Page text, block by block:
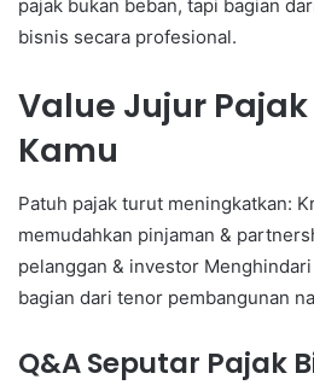
pajak bukan beban, tapi bagian
bisnis secara profesional.
Value Jujur
Kamu
Patuh pajak turut meningkatkan:
memudahkan pinjaman &
pelanggan & investor
bagian dari tenor pembangunan
Q&A Seputar Pajak